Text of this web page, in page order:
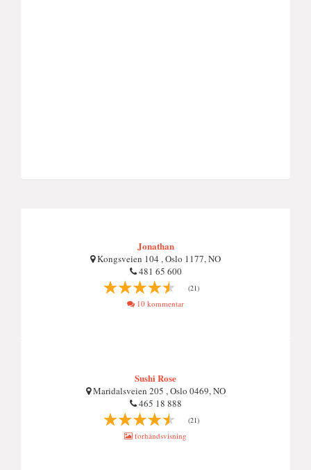
Jonathan
Kongsveien 104 , Oslo 1177, NO
481 65 600
(21)
10 kommentar
Sushi Rose
Maridalsveien 205 , Oslo 0469, NO
465 18 888
(21)
forhåndsvisning